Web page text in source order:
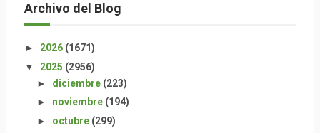
Archivo del Blog
► 2026 (1671)
▼ 2025 (2956)
► diciembre (223)
► noviembre (194)
► octubre (299)